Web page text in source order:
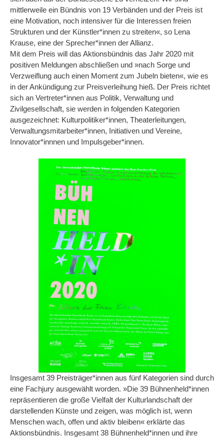
mittlerweile ein Bündnis von 19 Verbänden und der Preis ist
eine Motivation, noch intensiver für die Interessen freien
Strukturen und der Künstler*innen zu streiten«, so Lena
Krause, eine der Sprecher*innen der Allianz.
Mit dem Preis will das Aktionsbündnis das Jahr 2020 mit
positiven Meldungen abschließen und »nach Sorge und
Verzweiflung auch einen Moment zum Jubeln bieten«, wie es
in der Ankündigung zur Preisverleihung hieß. Der Preis richtet
sich an Vertreter*innen aus Politik, Verwaltung und
Zivilgesellschaft, sie werden in folgenden Kategorien
ausgezeichnet: Kulturpolitiker*innen, Theaterleitungen,
Verwaltungsmitarbeiter*innen, Initiativen und Vereine,
Innovator*innnen und Impulsgeber*innen.
Insgesamt 39 Preisträger*innen aus fünf Kategorien sind durch
eine Fachjury ausgewählt worden. »Die 39 Bühnenheld*innen
repräsentieren die große Vielfalt der Kulturlandschaft der
darstellenden Künste und zeigen, was möglich ist, wenn
Menschen wach, offen und aktiv bleiben« erklärte das
Aktionsbündnis. Insgesamt 38 Bühnenheld*innen und ihre